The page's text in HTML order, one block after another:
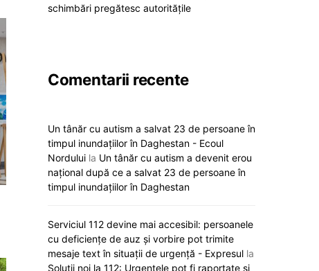
schimbări pregătesc autoritățile
Comentarii recente
Un tânăr cu autism a salvat 23 de persoane în
timpul inundațiilor în Daghestan - Ecoul
Nordului la Un tânăr cu autism a devenit erou
național după ce a salvat 23 de persoane în
timpul inundațiilor în Daghestan
Serviciul 112 devine mai accesibil: persoanele
cu deficiențe de auz și vorbire pot trimite
mesaje text în situații de urgență - Expresul la
Soluții noi la 112: Urgențele pot fi raportate și